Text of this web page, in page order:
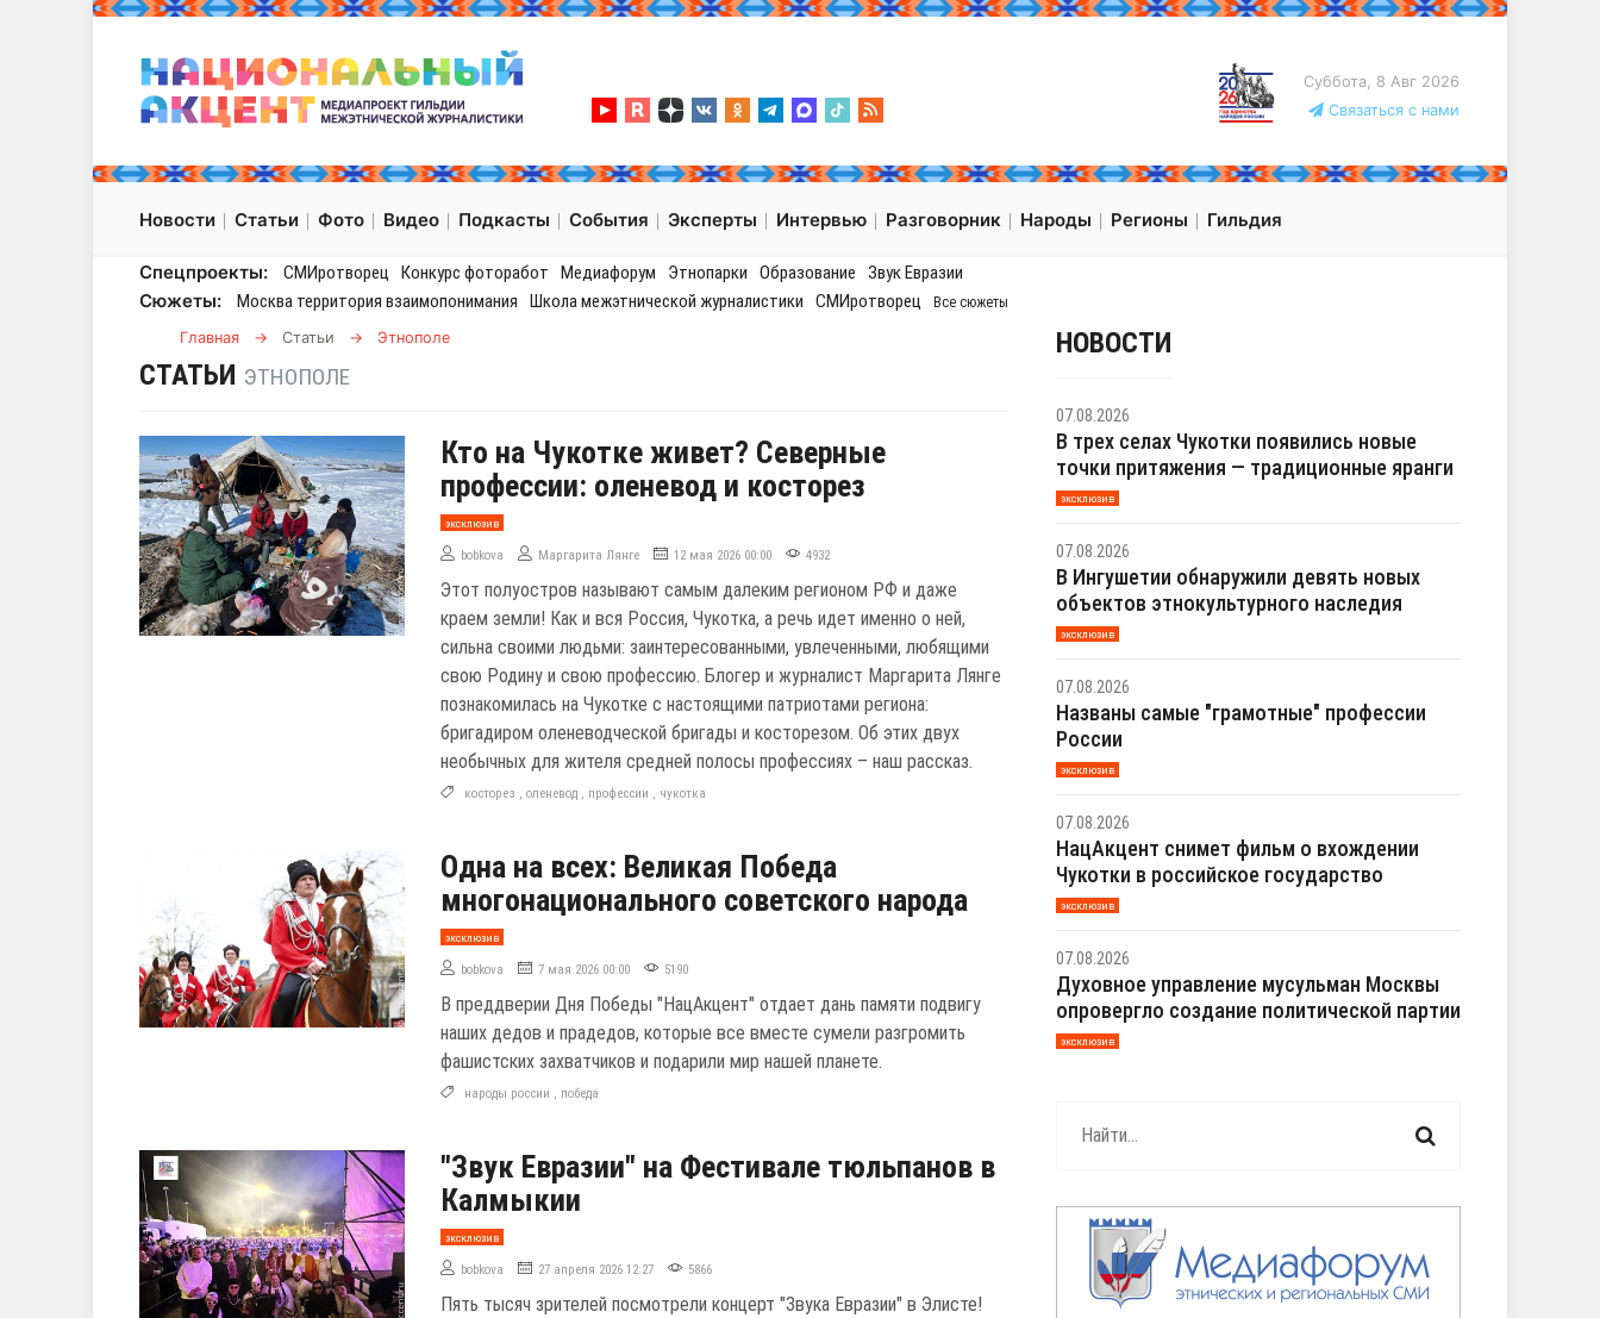
Суббота, 8 Авг 2026
Связаться с нами
Новости Статьи Фото Видео Подкасты События Эксперты Интервью Разговорник Народы Регионы Гильдия
Спецпроекты: СМИротворец Конкурс фоторабот Медиафорум Этнопарки Образование Звук Евразии
Сюжеты: Москва территория взаимопонимания Школа межэтнической журналистики СМИротворец Все сюжеты
Главная → Статьи → Этнополе
СТАТЬИ ЭТНОПОЛЕ
Кто на Чукотке живет? Северные
профессии: оленевод и косторез
эксклюзив
bobkova Маргарита Лянге 12 мая 2026 00:00 4932
Этот полуостров называют самым далеким регионом РФ и даже
краем земли! Как и вся Россия, Чукотка, а речь идет именно о ней,
сильна своими людьми: заинтересованными, увлеченными, любящими
свою Родину и свою профессию. Блогер и журналист Маргарита Лянге
познакомилась на Чукотке с настоящими патриотами региона:
бригадиром оленеводческой бригады и косторезом. Об этих двух
необычных для жителя средней полосы профессиях – наш рассказ.
косторез ,оленевод , профессии , чукотка
Одна на всех: Великая Победа
многонационального советского народа
эксклюзив
bobkova 7 мая 2026 00:00 5190
В преддверии Дня Победы "НацАкцент" отдает дань памяти подвигу
наших дедов и прадедов, которые все вместе сумели разгромить
фашистских захватчиков и подарили мир нашей планете.
народы россии , победа
"Звук Евразии" на Фестивале тюльпанов в
Калмыкии
эксклюзив
bobkova 27 апреля 2026 12:27 5866
Пять тысяч зрителей посмотрели концерт "Звука Евразии" в Элисте!
НОВОСТИ
07.08.2026
В трех селах Чукотки появились новые
точки притяжения — традиционные яранги
эксклюзив
07.08.2026
В Ингушетии обнаружили девять новых
объектов этнокультурного наследия
эксклюзив
07.08.2026
Названы самые "грамотные" профессии
России
эксклюзив
07.08.2026
НацАкцент снимет фильм о вхождении
Чукотки в российское государство
эксклюзив
07.08.2026
Духовное управление мусульман Москвы
опровергло создание политической партии
эксклюзив